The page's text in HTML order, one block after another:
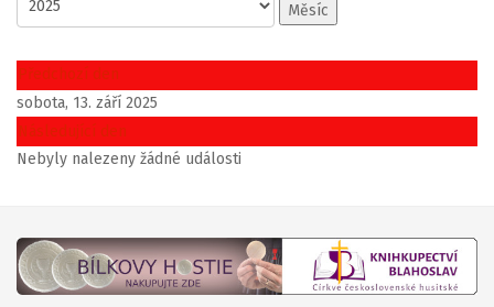
Měsíc
Předchozí den
sobota, 13. září 2025
Následující den
Nebyly nalezeny žádné události